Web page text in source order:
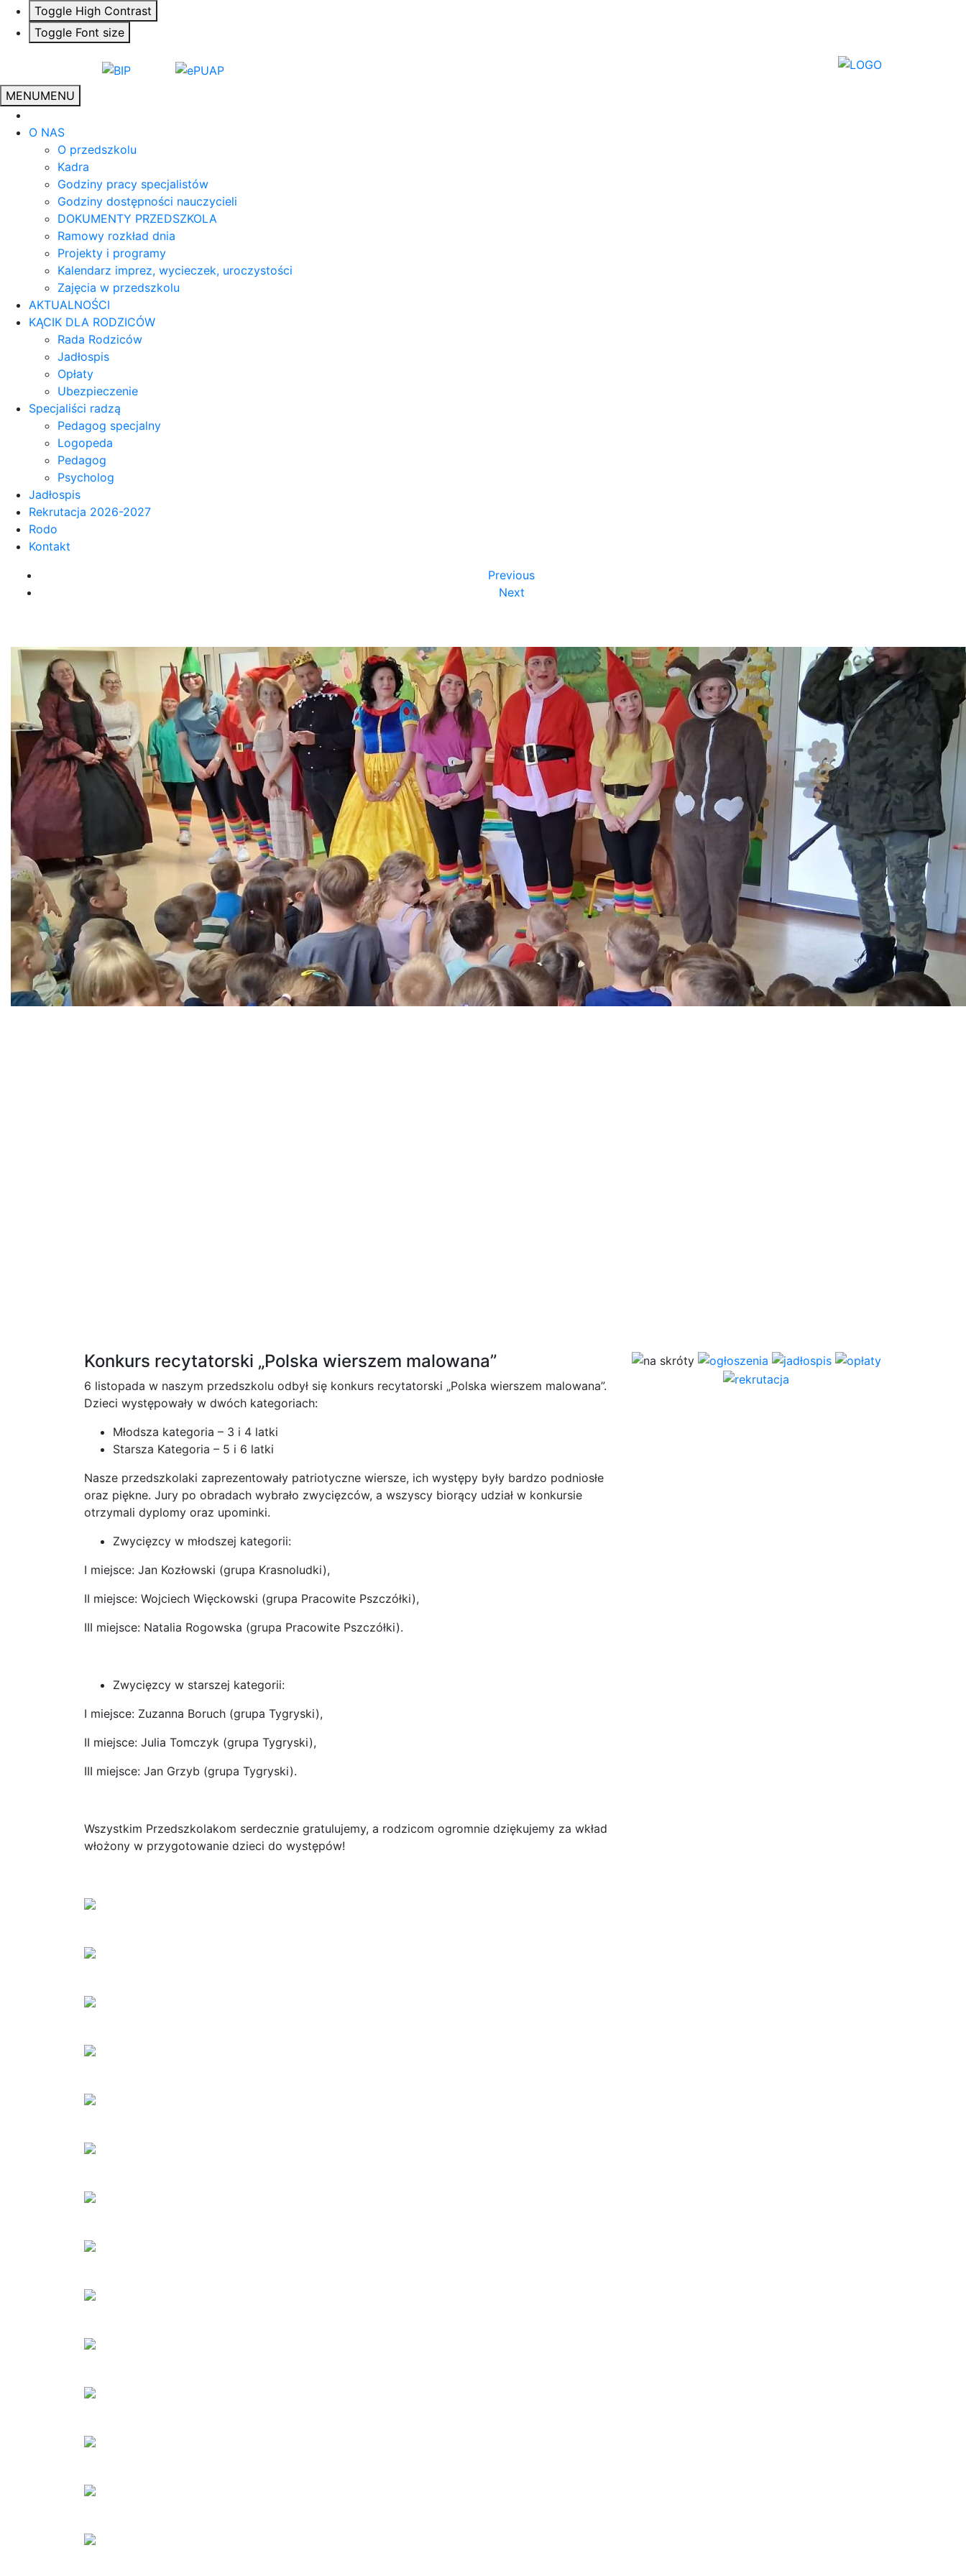
Toggle High Contrast
Toggle Font size
MENUMENU
O NAS
O przedszkolu
Kadra
Godziny pracy specjalistów
Godziny dostępności nauczycieli
DOKUMENTY PRZEDSZKOLA
Ramowy rozkład dnia
Projekty i programy
Kalendarz imprez, wycieczek, uroczystości
Zajęcia w przedszkolu
AKTUALNOŚCI
KĄCIK DLA RODZICÓW
Rada Rodziców
Jadłospis
Opłaty
Ubezpieczenie
Specjaliści radzą
Pedagog specjalny
Logopeda
Pedagog
Psycholog
Jadłospis
Rekrutacja 2026-2027
Rodo
Kontakt
Previous
Next
Konkurs recytatorski „Polska wierszem malowana”
6 listopada w naszym przedszkolu odbył się konkurs recytatorski „Polska wierszem malowana”.
Dzieci występowały w dwóch kategoriach:
Młodsza kategoria – 3 i 4 latki
Starsza Kategoria – 5 i 6 latki
Nasze przedszkolaki zaprezentowały patriotyczne wiersze, ich występy były bardzo podniosłe
oraz piękne. Jury po obradach wybrało zwycięzców, a wszyscy biorący udział w konkursie
otrzymali dyplomy oraz upominki.
Zwycięzcy w młodszej kategorii:
I miejsce: Jan Kozłowski (grupa Krasnoludki),
II miejsce: Wojciech Więckowski (grupa Pracowite Pszczółki),
III miejsce: Natalia Rogowska (grupa Pracowite Pszczółki).
Zwycięzcy w starszej kategorii:
I miejsce: Zuzanna Boruch (grupa Tygryski),
II miejsce: Julia Tomczyk (grupa Tygryski),
III miejsce: Jan Grzyb (grupa Tygryski).
Wszystkim Przedszkolakom serdecznie gratulujemy, a rodzicom ogromnie dziękujemy za wkład
włożony w przygotowanie dzieci do występów!